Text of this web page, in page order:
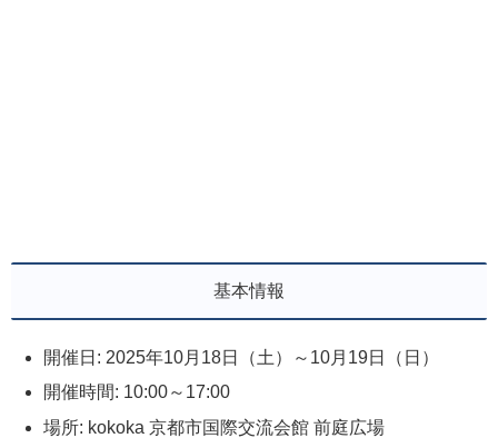
基本情報
開催日: 2025年10月18日（土）～10月19日（日）
開催時間: 10:00～17:00
場所: kokoka 京都市国際交流会館 前庭広場